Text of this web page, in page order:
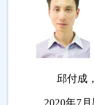
邱付成
2020年7